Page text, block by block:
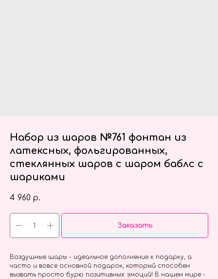
Набор из шаров №761 фонтан из
латексных, фольгированных,
стеклянных шаров с шаром баблс с
шариками
4 960 р.
Заказать
Воздушные шары - идеальное дополнение к подарку, а
часто и вовсе основной подарок, который способен
вызвать просто бурю позитивных эмоций! В нашем мире -